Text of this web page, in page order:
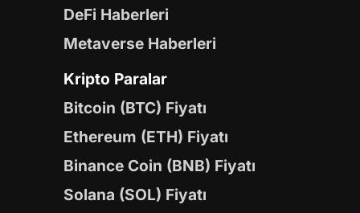
DeFi Haberleri
Metaverse Haberleri
Kripto Paralar
Bitcoin (BTC) Fiyatı
Ethereum (ETH) Fiyatı
Binance Coin (BNB) Fiyatı
Solana (SOL) Fiyatı